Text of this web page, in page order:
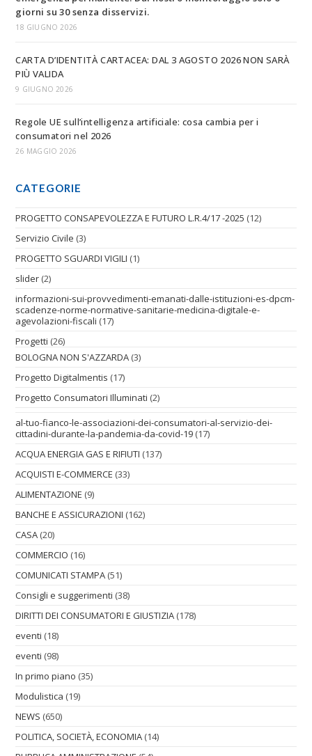
giorni su 30 senza disservizi.
18 GIUGNO 2026
CARTA D’IDENTITÀ CARTACEA: DAL 3 AGOSTO 2026 NON SARÀ
PIÙ VALIDA
9 GIUGNO 2026
Regole UE sull’intelligenza artificiale: cosa cambia per i
consumatori nel 2026
26 MAGGIO 2026
CATEGORIE
PROGETTO CONSAPEVOLEZZA E FUTURO L.R.4/17 -2025 (12)
Servizio Civile (3)
PROGETTO SGUARDI VIGILI (1)
slider (2)
informazioni-sui-provvedimenti-emanati-dalle-istituzioni-es-dpcm-
scadenze-norme-normative-sanitarie-medicina-digitale-e-
agevolazioni-fiscali (17)
Progetti (26)
BOLOGNA NON S'AZZARDA (3)
Progetto Digitalmentis (17)
Progetto Consumatori Illuminati (2)
al-tuo-fianco-le-associazioni-dei-consumatori-al-servizio-dei-
cittadini-durante-la-pandemia-da-covid-19 (17)
ACQUA ENERGIA GAS E RIFIUTI (137)
ACQUISTI E-COMMERCE (33)
ALIMENTAZIONE (9)
BANCHE E ASSICURAZIONI (162)
CASA (20)
COMMERCIO (16)
COMUNICATI STAMPA (51)
Consigli e suggerimenti (38)
DIRITTI DEI CONSUMATORI E GIUSTIZIA (178)
eventi (18)
eventi (98)
In primo piano (35)
Modulistica (19)
NEWS (650)
POLITICA, SOCIETÀ, ECONOMIA (14)